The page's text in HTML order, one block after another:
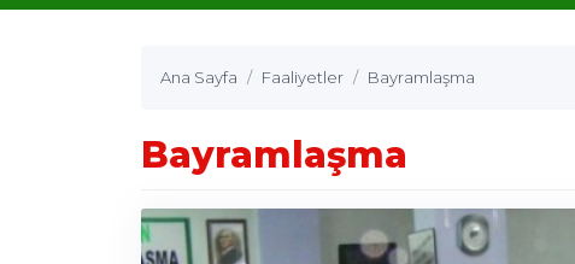
Ana Sayfa Faaliyetler Bayramlaşma
Bayramlaşma